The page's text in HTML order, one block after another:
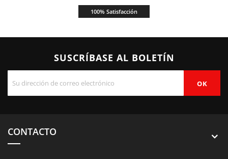
100% Satisfacción
SUSCRÍBASE AL BOLETÍN
CONTACTO